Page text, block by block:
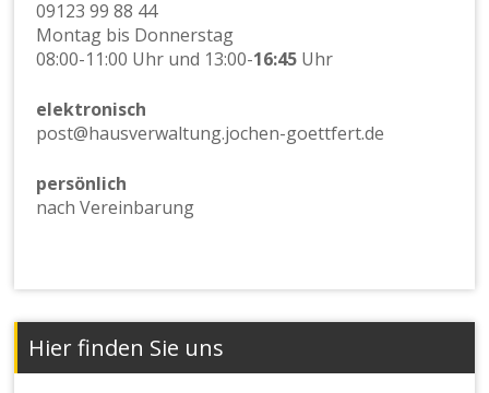
09123 99 88 44
Montag bis Donnerstag
08:00-11:00 Uhr und 13:00-16:45 Uhr
elektronisch
post@hausverwaltung.jochen-goettfert.de
persönlich
nach Vereinbarung
Hier finden Sie uns